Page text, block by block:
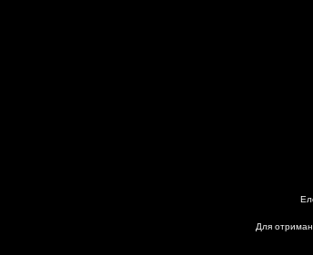
Для